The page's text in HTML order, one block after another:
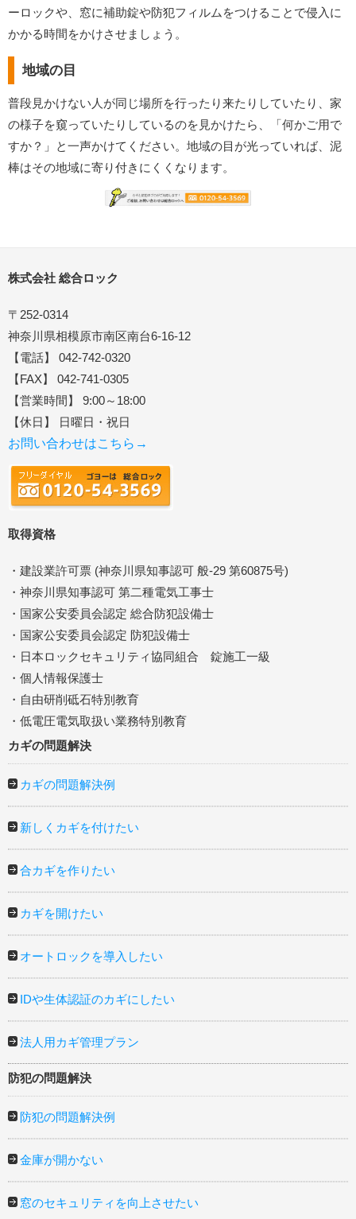
ーロックや、窓に補助錠や防犯フィルムをつけることで侵入に
かかる時間をかけさせましょう。
地域の目
普段見かけない人が同じ場所を行ったり来たりしていたり、家
の様子を窺っていたりしているのを見かけたら、「何かご用で
すか？」と一声かけてください。地域の目が光っていれば、泥
棒はその地域に寄り付きにくくなります。
株式会社 総合ロック
〒252-0314
神奈川県相模原市南区南台6-16-12
【電話】 042-742-0320
【FAX】 042-741-0305
【営業時間】 9:00～18:00
【休日】 日曜日・祝日
お問い合わせはこちら→
取得資格
・建設業許可票 (神奈川県知事認可 般-29 第60875号)
・神奈川県知事認可 第二種電気工事士
・国家公安委員会認定 総合防犯設備士
・国家公安委員会認定 防犯設備士
・日本ロックセキュリティ協同組合 錠施工一級
・個人情報保護士
・自由研削砥石特別教育
・低電圧電気取扱い業務特別教育
カギの問題解決
カギの問題解決例
新しくカギを付けたい
合カギを作りたい
カギを開けたい
オートロックを導入したい
IDや生体認証のカギにしたい
法人用カギ管理プラン
防犯の問題解決
防犯の問題解決例
金庫が開かない
窓のセキュリティを向上させたい